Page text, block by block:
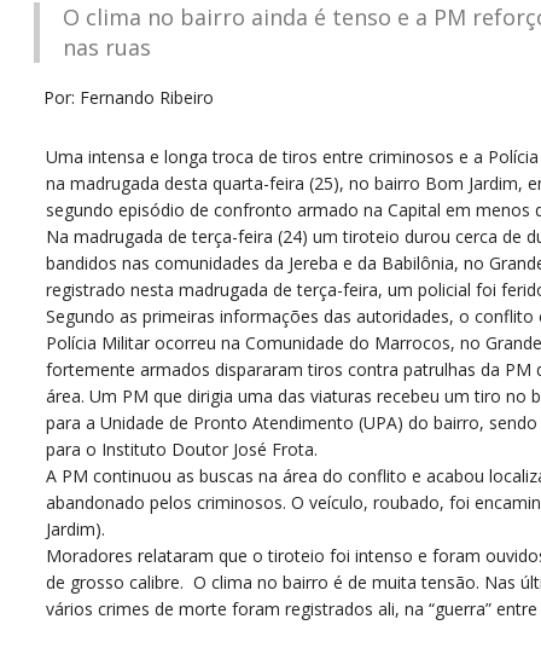
O clima no bairro ainda é tenso e a PM
nas ruas
Por: Fernando Ribeiro
Uma intensa e longa troca de tiros entre criminosos e a
na madrugada desta quarta-feira (25), no bairro Bom Jardim,
segundo episódio de confronto armado na Capital em menos
Na madrugada de terça-feira (24) um tiroteio durou cerca de
bandidos nas comunidades da Jereba e da Babilônia, no
registrado nesta madrugada de terça-feira, um policial foi
Segundo as primeiras informações das autoridades, o conflito
Polícia Militar ocorreu na Comunidade do Marrocos, no
fortemente armados dispararam tiros contra patrulhas da PM
área. Um PM que dirigia uma das viaturas recebeu um tiro no
para a Unidade de Pronto Atendimento (UPA) do bairro,
para o Instituto Doutor José Frota.
A PM continuou as buscas na área do conflito e acabou
abandonado pelos criminosos. O veículo, roubado, foi
Jardim).
Moradores relataram que o tiroteio foi intenso e foram
de grosso calibre. O clima no bairro é de muita tensão. Nas
vários crimes de morte foram registrados ali, na “guerra”